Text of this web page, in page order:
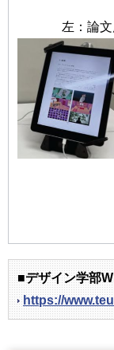
左：論
■デザイン学部
https://